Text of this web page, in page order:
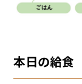
本日の給食